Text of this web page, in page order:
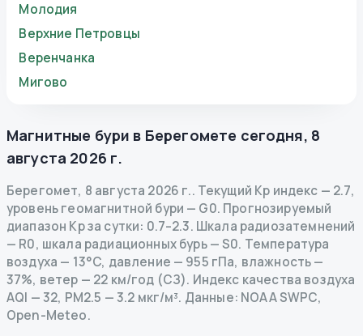
Молодия
Верхние Петровцы
Веренчанка
Мигово
Магнитные бури в Берегомете сегодня, 8
августа 2026 г.
Берегомет, 8 августа 2026 г.. Текущий Kp индекс — 2.7,
уровень геомагнитной бури — G0. Прогнозируемый
диапазон Kp за сутки: 0.7–2.3. Шкала радиозатемнений
— R0, шкала радиационных бурь— S0. Температура
воздуха — 13°C, давление — 955 гПа, влажность —
37%, ветер — 22 км/год (СЗ). Индекс качества воздуха
AQI — 32, PM2.5 — 3.2 мкг/м³. Данные: NOAA SWPC,
Open-Meteo.